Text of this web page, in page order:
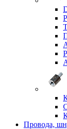
Провода,